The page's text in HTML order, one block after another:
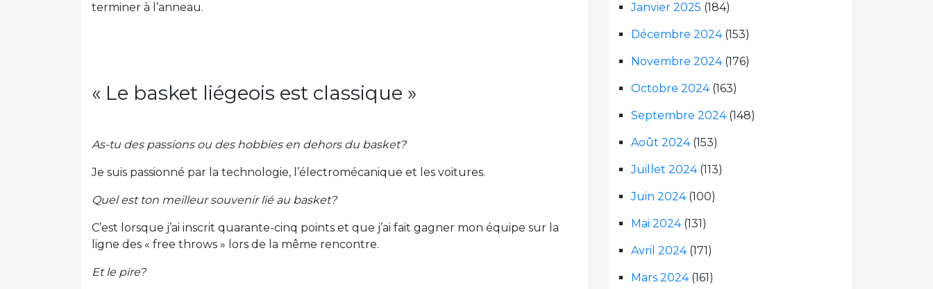
terminer à l’anneau.
« Le basket liégeois est classique »
As-tu des passions ou des hobbies en dehors du basket?
Je suis passionné par la technologie, l’électromécanique et les voitures.
Quel est ton meilleur souvenir lié au basket?
C’est lorsque j’ai inscrit quarante-cinq points et que j’ai fait gagner mon équipe sur la
ligne des « free throws » lors de la même rencontre.
Et le pire?
Janvier 2025 (184)
Décembre 2024(153)
Novembre 2024(176)
Octobre 2024(163)
Septembre 2024(148)
Août 2024(153)
Juillet 2024(113)
Juin 2024(100)
Mai 2024(131)
Avril 2024(171)
Mars 2024(161)